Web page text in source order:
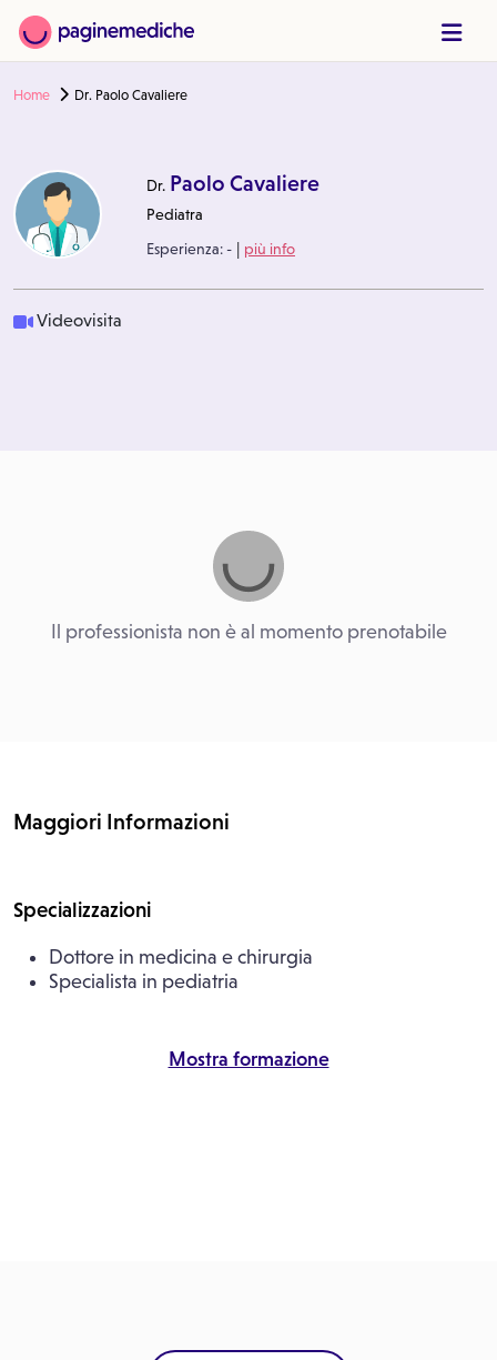
Home Dr. Paolo Cavaliere
Dr. Paolo Cavaliere
Pediatra
Esperienza:- | più info
Videovisita
Il professionista non è al momento prenotabile
Maggiori Informazioni
Specializzazioni
Dottore in medicina e chirurgia
Specialista in pediatria
Mostra formazione